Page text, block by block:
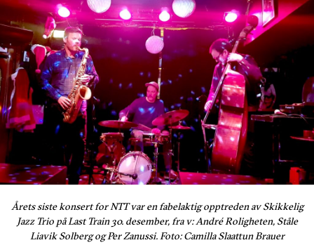
Årets siste konsert for NTT var en fabelaktig opptreden av Skikkelig
Jazz Trio på Last Train 30. desember, fra v: André Roligheten, Ståle
Liavik Solberg og Per Zanussi. Foto: Camilla Slaattun Brauer